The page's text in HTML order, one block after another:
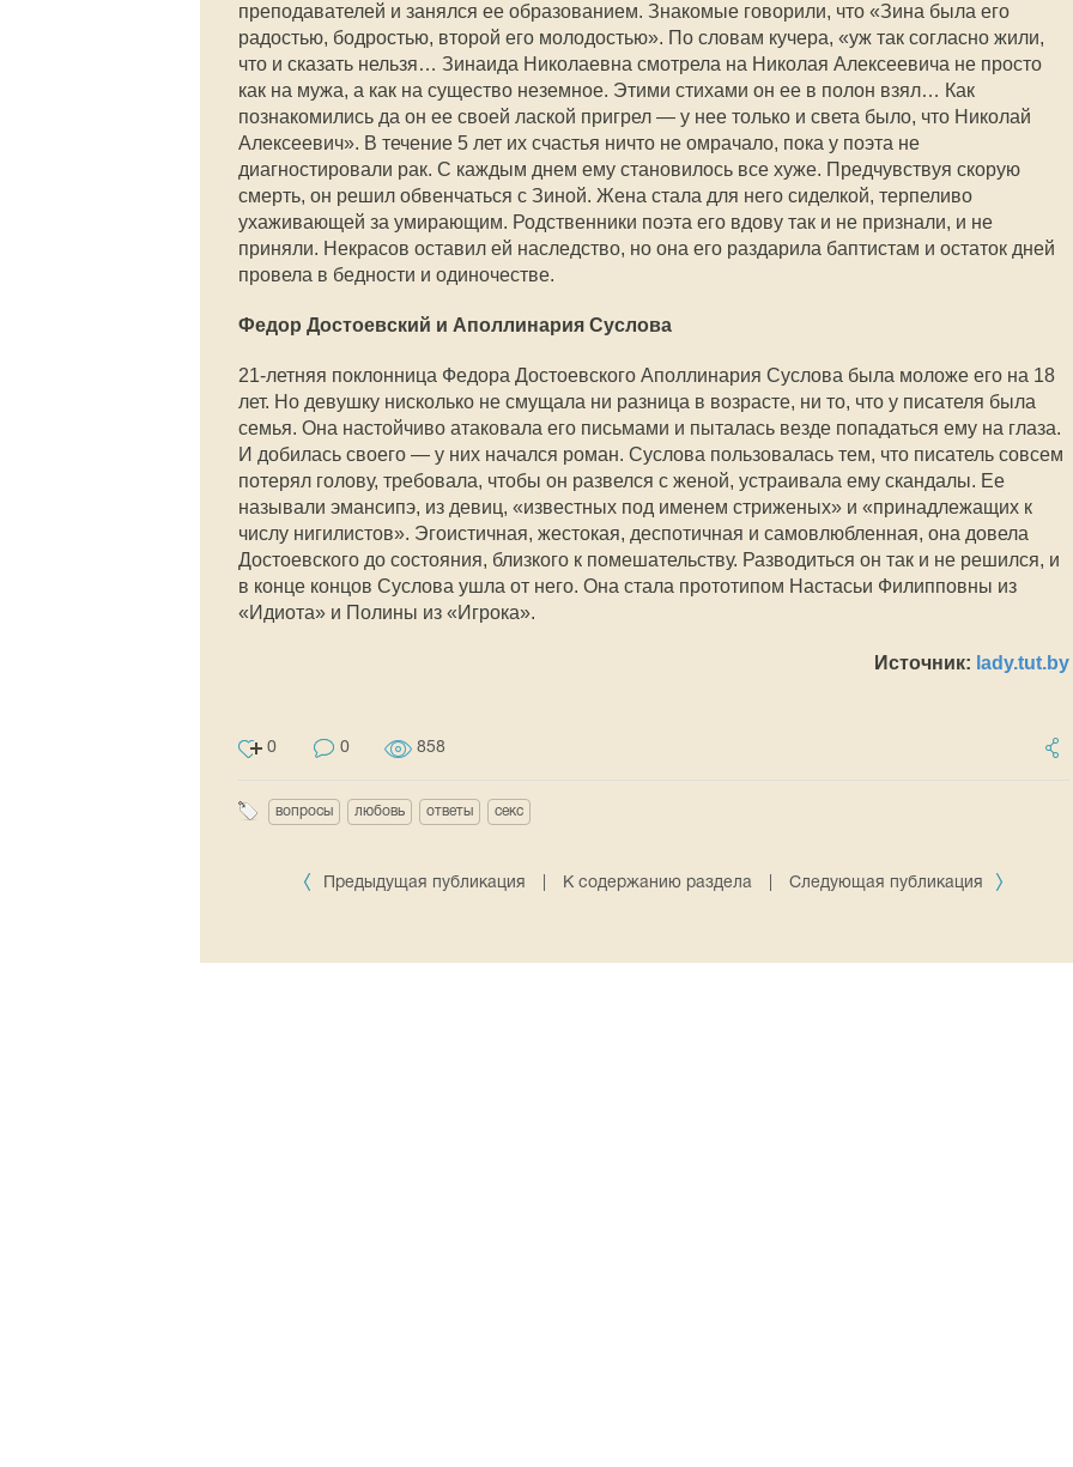
преподавателей и занялся ее образованием. Знакомые говорили, что «Зина была его
радостью, бодростью, второй его молодостью». По словам кучера, «уж так согласно жили,
что и сказать нельзя… Зинаида Николаевна смотрела на Николая Алексеевича не просто
как на мужа, а как на существо неземное. Этими стихами он ее в полон взял… Как
познакомились да он ее своей лаской пригрел — у нее только и света было, что Николай
Алексеевич». В течение 5 лет их счастья ничто не омрачало, пока у поэта не
диагностировали рак. С каждым днем ему становилось все хуже. Предчувствуя скорую
смерть, он решил обвенчаться с Зиной. Жена стала для него сиделкой, терпеливо
ухаживающей за умирающим. Родственники поэта его вдову так и не признали, и не
приняли. Некрасов оставил ей наследство, но она его раздарила баптистам и остаток дней
провела в бедности и одиночестве.
Федор Достоевский и Аполлинария Суслова
21-летняя поклонница Федора Достоевского Аполлинария Суслова была моложе его на 18
лет. Но девушку нисколько не смущала ни разница в возрасте, ни то, что у писателя была
семья. Она настойчиво атаковала его письмами и пыталась везде попадаться ему на глаза.
И добилась своего — у них начался роман. Суслова пользовалась тем, что писатель совсем
потерял голову, требовала, чтобы он развелся с женой, устраивала ему скандалы. Ее
называли эмансипэ, из девиц, «известных под именем стриженых» и «принадлежащих к
числу нигилистов». Эгоистичная, жестокая, деспотичная и самовлюбленная, она довела
Достоевского до состояния, близкого к помешательству. Разводиться он так и не решился, и
в конце концов Суслова ушла от него. Она стала прототипом Настасьи Филипповны из
«Идиота» и Полины из «Игрока».
Источник: lady.tut.by
0 0 858
вопросы любовь ответы секс
Предыдущая публикация К содержанию раздела Следующая публикация